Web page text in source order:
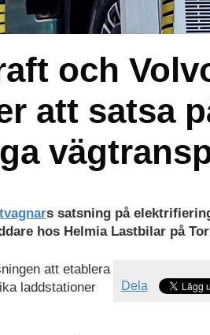
och
att satsa
s satsning på
hos Helmia Lastbilar på
Dela
att etablera
laddstationer